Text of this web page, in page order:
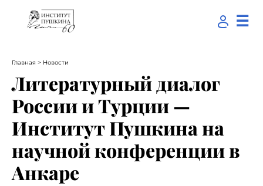
☰
Главная > Новости
Литературный диалог
России и Турции —
Институт Пушкина на
научной конференции в
Анкаре